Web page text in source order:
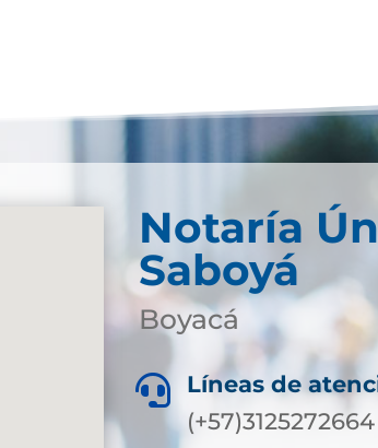
Notaría
Saboyá
Boyacá

Líneas de
(+57)3125272664